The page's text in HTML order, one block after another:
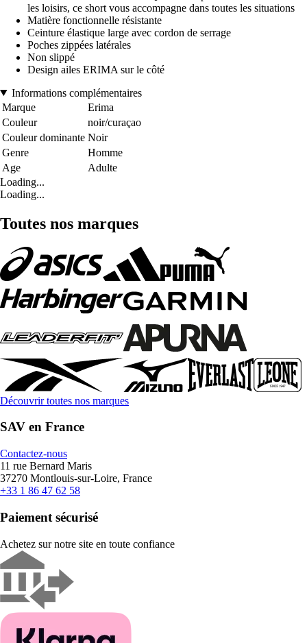
les loisirs, ce short vous accompagne dans toutes les situations
Matière fonctionnelle résistante
Ceinture élastique large avec cordon de serrage
Poches zippées latérales
Non slippé
Design ailes ERIMA sur le côté
Informations complémentaires
Marque
Erima
Couleur
noir/curaçao
Couleur dominante Noir
Genre
Homme
Age
Adulte
Loading...
Loading...
Toutes nos marques
Découvrir toutes nos marques
SAV en France
Contactez-nous
11 rue Bernard Maris
37270 Montlouis-sur-Loire, France
+33 1 86 47 62 58
Paiement sécurisé
Achetez sur notre site en toute confiance